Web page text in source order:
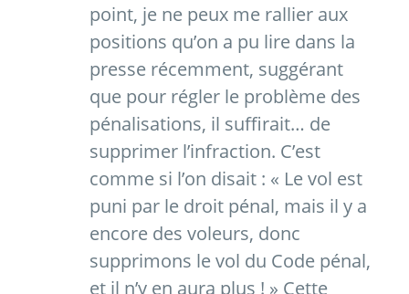
point, je ne peux me rallier aux
positions qu’on a pu lire dans la
presse récemment, suggérant
que pour régler le problème des
pénalisations, il suffirait… de
supprimer l’infraction. C’est
comme si l’on disait : « Le vol est
puni par le droit pénal, mais il y a
encore des voleurs, donc
supprimons le vol du Code pénal,
et il n’y en aura plus ! » Cette